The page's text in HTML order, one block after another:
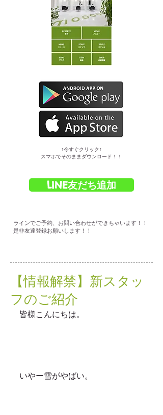
​↑今すぐクリック↑
スマホでそのままダウンロード！！
LINE友だち追加
ラインでご予約、お問い合わせができちゃいます！！
是非友達登録お願いします！！
【情報解禁】新スタッ
フのご紹介
皆様こんにちは。
いやー雪がやばい。